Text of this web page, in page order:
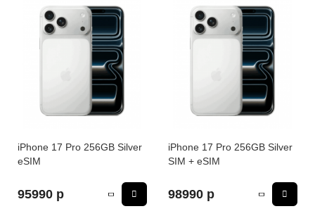
iPhone 17 Pro 256GB Silver
eSIM
95990 р
iPhone 17 Pro 256GB Silver
SIM + eSIM
98990 р